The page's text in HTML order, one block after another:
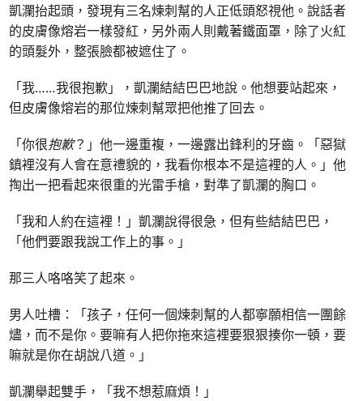
凱瀾抬起頭，發現有三名煉刺幫的人正低頭怒視他。說話者
的皮膚像熔岩一樣發紅，另外兩人則戴著鐵面罩，除了火紅
的頭髮外，整張臉都被遮住了。
「我……我很抱歉」，凱瀾結結巴巴地說。他想要站起來，
但皮膚像熔岩的那位煉刺幫眾把他推了回去。
「你很抱歉？」他一邊重複，一邊露出鋒利的牙齒。「惡獄
鎮裡沒有人會在意禮貌的，我看你根本不是這裡的人。」他
掏出一把看起來很重的光雷手槍，對準了凱瀾的胸口。
「我和人約在這裡！」凱瀾說得很急，但有些結結巴巴，
「他們要跟我說工作上的事。」
那三人咯咯笑了起來。
男人吐槽：「孩子，任何一個煉刺幫的人都寧願相信一團餘
燼，而不是你。要嘛有人把你拖來這裡要狠狠揍你一頓，要
嘛就是你在胡說八道。」
凱瀾舉起雙手，「我不想惹麻煩！」